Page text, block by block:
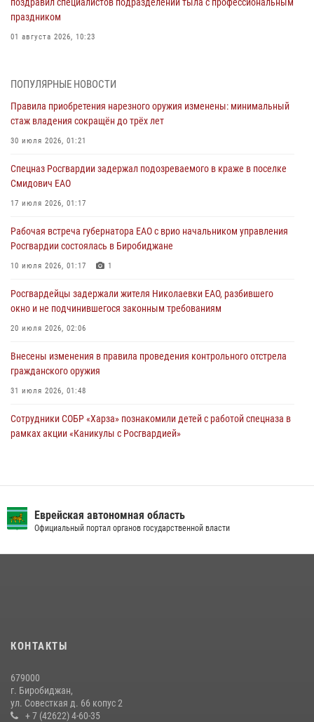
праздником
01 августа 2026, 10:23
Российской Федерации
В Росгвардии вспоминают российских воинов, погибших в Первой
мировой войне 1914-1918 годов
Внесены изменения в правила проведения контрольного отстрела
гражданского оружия
Правила приобретения нарезного оружия изменены: минимальный
стаж владения сокращён до трёх лет
ПОПУЛЯРНЫЕ НОВОСТИ
Правила приобретения нарезного оружия изменены: минимальный
стаж владения сокращён до трёх лет
30 июля 2026, 01:21
Спецназ Росгвардии задержал подозреваемого в краже в поселке
Смидович ЕАО
17 июля 2026, 01:17
Рабочая встреча губернатора ЕАО с врио начальником управления
Росгвардии состоялась в Биробиджане
10 июля 2026, 01:17 1
Росгвардейцы задержали жителя Николаевки ЕАО, разбившего
окно и не подчинившегося законным требованиям
20 июля 2026, 02:06
Внесены изменения в правила проведения контрольного отстрела
гражданского оружия
31 июля 2026, 01:48
Сотрудники СОБР «Харза» познакомили детей с работой спецназа в
рамках акции «Каникулы с Росгвардией»
21 июля 2026, 04:18
13 июля 2026, 02:04
гражданского оружия в ЕАО
16 июля 2026, 02:01
Еврейская автономная область
Официальный портал органов государственной власти
КОНТАКТЫ
679000
г. Биробиджан,
ул. Совесткая д. 66 копус 2
+ 7 (42622) 4-60-35